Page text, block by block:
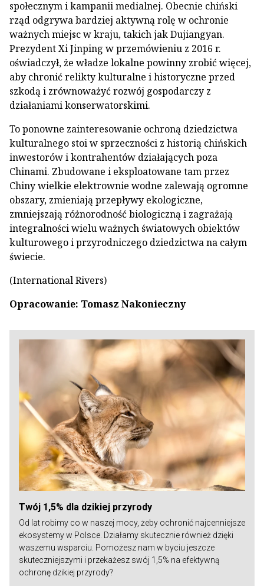
społecznym i kampanii medialnej. Obecnie chiński
rząd odgrywa bardziej aktywną rolę w ochronie
ważnych miejsc w kraju, takich jak Dujiangyan.
Prezydent Xi Jinping w przemówieniu z 2016 r.
oświadczył, że władze lokalne powinny zrobić więcej,
aby chronić relikty kulturalne i historyczne przed
szkodą i zrównoważyć rozwój gospodarczy z
działaniami konserwatorskimi.
To ponowne zainteresowanie ochroną dziedzictwa
kulturalnego stoi w sprzeczności z historią chińskich
inwestorów i kontrahentów działających poza
Chinami. Zbudowane i eksploatowane tam przez
Chiny wielkie elektrownie wodne zalewają ogromne
obszary, zmieniają przepływy ekologiczne,
zmniejszają różnorodność biologiczną i zagrażają
integralności wielu ważnych światowych obiektów
kulturowego i przyrodniczego dziedzictwa na całym
świecie.
(International Rivers)
Opracowanie: Tomasz Nakonieczny
Twój 1,5% dla dzikiej przyrody
Od lat robimy co w naszej mocy, żeby ochronić najcenniejsze
ekosystemy w Polsce. Działamy skutecznie również dzięki
waszemu wsparciu. Pomożesz nam w byciu jeszcze
skuteczniejszymi i przekażesz swój 1,5% na efektywną
ochronę dzikiej przyrody?